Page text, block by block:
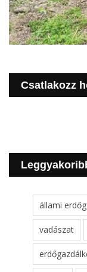
Csatlakozz
állami
vadászat